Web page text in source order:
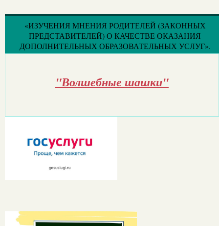
«ИЗУЧЕНИЯ МНЕНИЯ РОДИТЕЛЕЙ (ЗАКОННЫХ
ПРЕДСТАВИТЕЛЕЙ) О КАЧЕСТВЕ ОКАЗАНИЯ
ДОПОЛНИТЕЛЬНЫХ ОБРАЗОВАТЕЛЬНЫХ УСЛУГ».
"Волшебные шашки"